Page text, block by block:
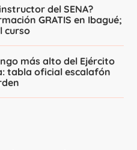
del SENA?
GRATIS en Ibagué;
curso
más alto del Ejército
tabla oficial escalafón